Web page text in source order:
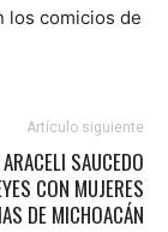
los comicios de
Artículo siguiente
SAUCEDO
CON MUJERES
DE MICHOACÁN